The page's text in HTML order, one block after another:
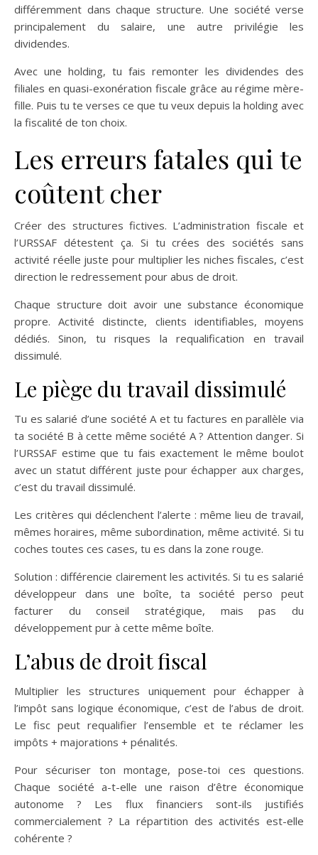
différemment dans chaque structure. Une société verse
principalement du salaire, une autre privilégie les
dividendes.
Avec une holding, tu fais remonter les dividendes des
filiales en quasi-exonération fiscale grâce au régime mère-
fille. Puis tu te verses ce que tu veux depuis la holding avec
la fiscalité de ton choix.
Les erreurs fatales qui te
coûtent cher
Créer des structures fictives. L’administration fiscale et
l’URSSAF détestent ça. Si tu crées des sociétés sans
activité réelle juste pour multiplier les niches fiscales, c’est
direction le redressement pour abus de droit.
Chaque structure doit avoir une substance économique
propre. Activité distincte, clients identifiables, moyens
dédiés. Sinon, tu risques la requalification en travail
dissimulé.
Le piège du travail dissimulé
Tu es salarié d’une société A et tu factures en parallèle via
ta société B à cette même société A ? Attention danger. Si
l’URSSAF estime que tu fais exactement le même boulot
avec un statut différent juste pour échapper aux charges,
c’est du travail dissimulé.
Les critères qui déclenchent l’alerte : même lieu de travail,
mêmes horaires, même subordination, même activité. Si tu
coches toutes ces cases, tu es dans la zone rouge.
Solution : différencie clairement les activités. Si tu es salarié
développeur dans une boîte, ta société perso peut
facturer du conseil stratégique, mais pas du
développement pur à cette même boîte.
L’abus de droit fiscal
Multiplier les structures uniquement pour échapper à
l’impôt sans logique économique, c’est de l’abus de droit.
Le fisc peut requalifier l’ensemble et te réclamer les
impôts + majorations + pénalités.
Pour sécuriser ton montage, pose-toi ces questions.
Chaque société a-t-elle une raison d’être économique
autonome ? Les flux financiers sont-ils justifiés
commercialement ? La répartition des activités est-elle
cohérente ?